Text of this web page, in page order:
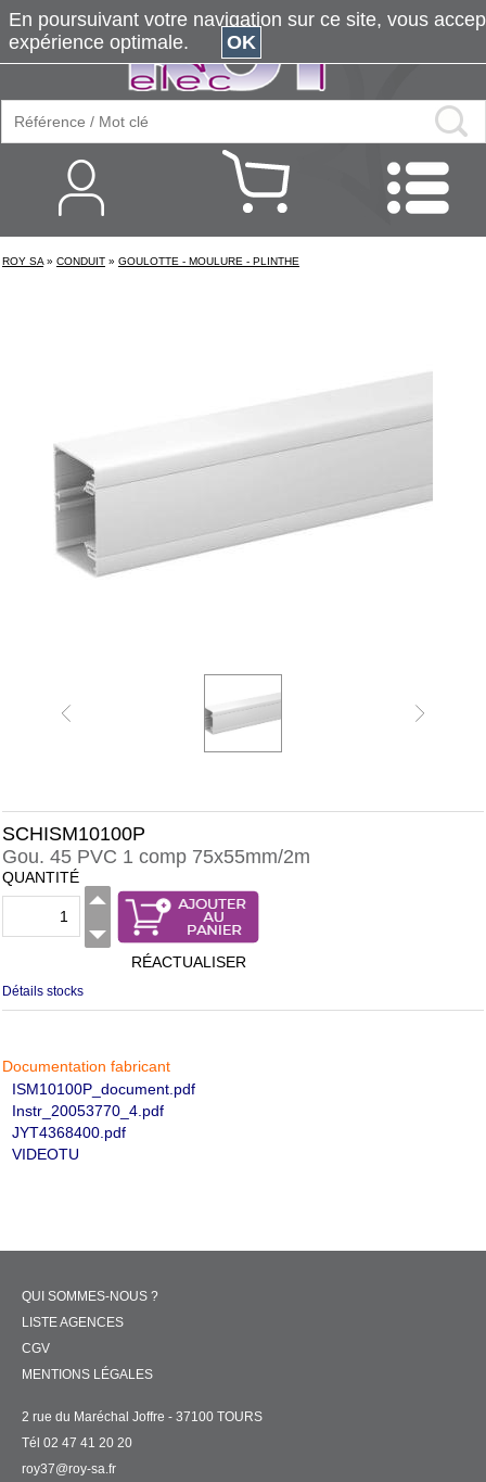
ROY SA » CONDUIT » GOULOTTE - MOULURE - PLINTHE
SCHISM10100P
Gou. 45 PVC 1 comp 75x55mm/2m
QUANTITÉ
RÉACTUALISER
Détails stocks
Documentation fabricant
ISM10100P_document.pdf
Instr_20053770_4.pdf
JYT4368400.pdf
VIDEOTU
QUI SOMMES-NOUS ?
LISTE AGENCES
CGV
MENTIONS LÉGALES
2 rue du Maréchal Joffre - 37100 TOURS
Tél 02 47 41 20 20
roy37@roy-sa.fr
En poursuivant votre navigation sur ce site, vous
expérience optimale.
OK